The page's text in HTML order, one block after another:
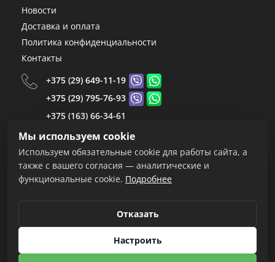
Новости
Доставка и оплата
Политика конфиденциальности
Контакты
+375 (29) 649-11-19
+375 (29) 795-76-93
+375 (163) 66-34-61
+375 (163) 66-34-59
+375 (163) 66-34-55
+375 (163) 67-24-68
Пн-Пт.: 8.30-17.00
Мы используем cookie
Используем обязательные cookie для работы сайта, а
также с вашего согласия — аналитические и
функциональные cookie. Подробнее
Отказать
Настроить